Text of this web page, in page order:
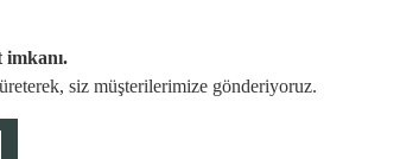
imkanı.
siz müşterilerimize gönderiyoruz.